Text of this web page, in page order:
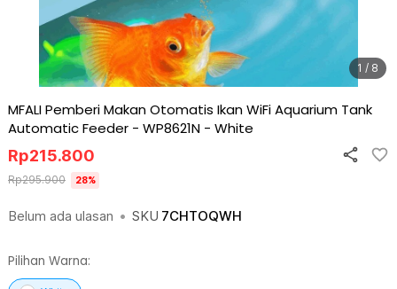
1 / 8
MFALI Pemberi Makan Otomatis Ikan WiFi Aquarium Tank
Automatic Feeder - WP8621N - White
Belum ada ulasan • SKU 7CHTOQWH
Rp215.800
Rp295.900 28%
Pilihan Warna: